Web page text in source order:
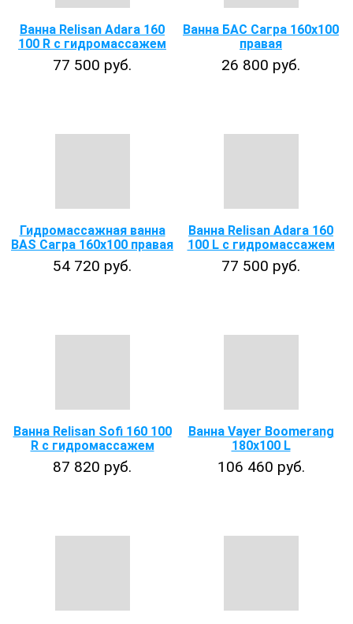
Ванна Relisan Adara 160
100 R с гидромассажем
77 500 руб.
Ванна БАС Сагра 160х100
правая
26 800 руб.
Гидромассажная ванна
BAS Сагра 160х100 правая
54 720 руб.
Ванна Relisan Adara 160
100 L с гидромассажем
77 500 руб.
Ванна Relisan Sofi 160 100
R с гидромассажем
87 820 руб.
Ванна Vayer Boomerang
180х100 L
106 460 руб.